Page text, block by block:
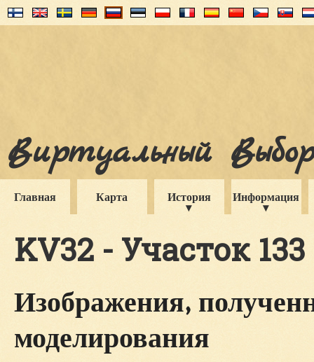
Виртуальный
Главная Карта История Информация
KV32 - Участок 133
Изображения,
моделирования